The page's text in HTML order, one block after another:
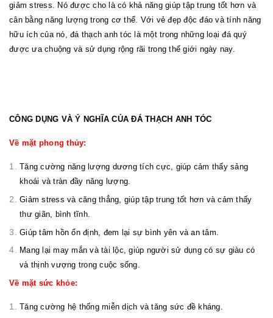
giảm stress. Nó được cho là có khả năng giúp tập trung tốt hơn và
cân bằng năng lượng trong cơ thể. Với vẻ đẹp độc đáo và tính năng
hữu ích của nó, đá thạch anh tóc là một trong những loại đá quý
được ưa chuộng và sử dụng rộng rãi trong thế giới ngày nay.
CÔNG DỤNG VÀ Ý NGHĨA CỦA ĐÁ THẠCH ANH TÓC
Về mặt phong thủy:
Tăng cường năng lượng dương tích cực, giúp cảm thấy sảng
khoái và tràn đầy năng lượng.
Giảm stress và căng thẳng, giúp tập trung tốt hơn và cảm thấy
thư giãn, bình tĩnh.
Giúp tâm hồn ổn định, đem lại sự bình yên và an tâm.
Mang lại may mắn và tài lộc, giúp người sử dụng có sự giàu có
và thịnh vượng trong cuộc sống.
Về mặt sức khỏe:
Tăng cường hệ thống miễn dịch và tăng sức đề kháng.